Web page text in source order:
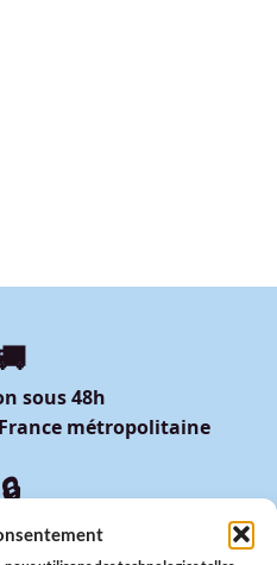
sous 48h
métropolitaine
🔒
sécurisé
serveur protégé